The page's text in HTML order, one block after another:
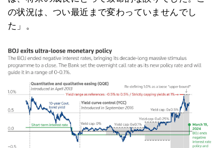
の状況は、つい最近まで変わっていませんでし
た」。